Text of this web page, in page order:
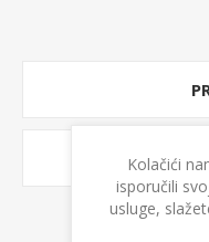
Kolačići
isporučili
usluge,